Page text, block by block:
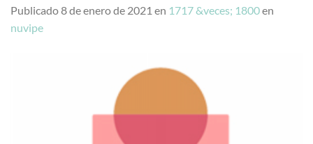
Publicado8 de enero de 2021 en 1717 &veces; 1800en
nuvipe